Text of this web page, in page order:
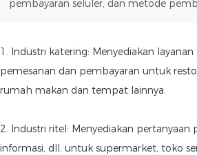
pembayaran seluler, dan metode
1. Industri katering: Menyediakan
pemesanan dan pembayaran untuk
rumah makan dan tempat lainnya.
2. Industri ritel: Menyediakan pertanyaan
informasi, dll. untuk supermarket, toko